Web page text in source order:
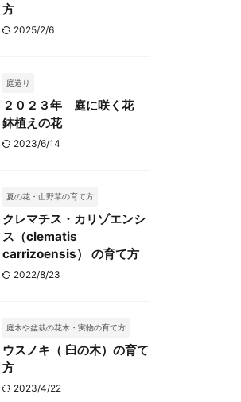
方
2025/2/6
庭造り
２０２３年 庭に咲く花
鉢植えの花
2023/6/14
夏の花・山野草の育て方
クレマチス・カリゾエンシ
ス（clematis
carrizoensis） の育て方
2022/8/23
庭木や盆栽の花木・実物の育て方
ウスノキ（ 臼の木）の育て
方
2023/4/22